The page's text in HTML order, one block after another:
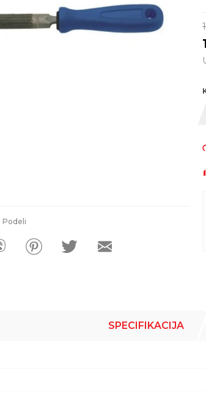
Podeli
SPECIFIKACIJA